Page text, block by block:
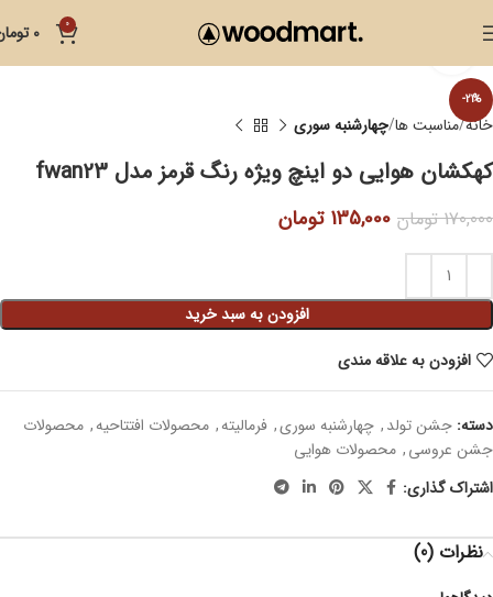
0
0
-21%
خانه مناسبت ها چهارشنبه سوری
کهکشان هوایی دو اینچ ویژه رنگ قرمز مدل fwan23
170,000تومان 135,000 تومان
افزودن به سبد خرید
افزودن به علاقه مندی
دسته: جشن تولد, چهارشنبه سوری, فرمالیته, محصولات افتتاحیه, محصولات
جشن عروسی, محصولات هوایی
اشتراک گذاری:
نظرات (0)